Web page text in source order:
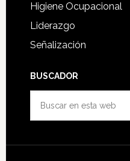
Higiene Ocupacional
Liderazgo
Señalización
BUSCADOR
web